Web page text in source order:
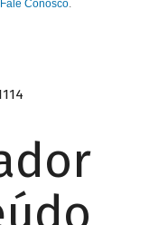
Fale Conosco.